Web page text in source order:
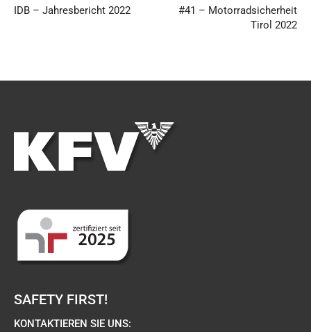
IDB – Jahresbericht 2022
#41 – Motorradsicherheit
Tirol 2022
SAFETY FIRST!
KONTAKTIEREN SIE UNS: